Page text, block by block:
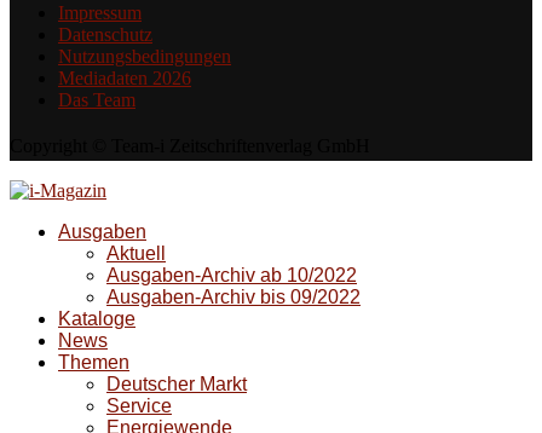
Impressum
Datenschutz
Nutzungsbedingungen
Mediadaten 2026
Das Team
Ausgaben
Aktuell
Ausgaben-Archiv ab 10/2022
Ausgaben-Archiv bis 09/2022
Kataloge
News
Themen
Deutscher Markt
Service
Energiewende